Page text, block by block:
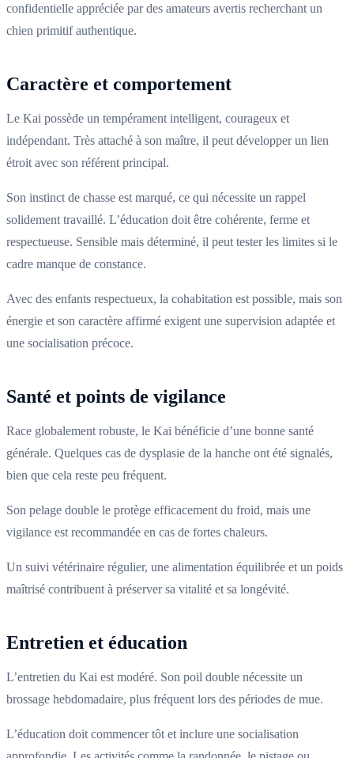
confidentielle appréciée par des amateurs avertis recherchant un
chien primitif authentique.
Caractère et comportement
Le Kai possède un tempérament intelligent, courageux et
indépendant. Très attaché à son maître, il peut développer un lien
étroit avec son référent principal.
Son instinct de chasse est marqué, ce qui nécessite un rappel
solidement travaillé. L’éducation doit être cohérente, ferme et
respectueuse. Sensible mais déterminé, il peut tester les limites si le
cadre manque de constance.
Avec des enfants respectueux, la cohabitation est possible, mais son
énergie et son caractère affirmé exigent une supervision adaptée et
une socialisation précoce.
Santé et points de vigilance
Race globalement robuste, le Kai bénéficie d’une bonne santé
générale. Quelques cas de dysplasie de la hanche ont été signalés,
bien que cela reste peu fréquent.
Son pelage double le protège efficacement du froid, mais une
vigilance est recommandée en cas de fortes chaleurs.
Un suivi vétérinaire régulier, une alimentation équilibrée et un poids
maîtrisé contribuent à préserver sa vitalité et sa longévité.
Entretien et éducation
L’entretien du Kai est modéré. Son poil double nécessite un
brossage hebdomadaire, plus fréquent lors des périodes de mue.
L’éducation doit commencer tôt et inclure une socialisation